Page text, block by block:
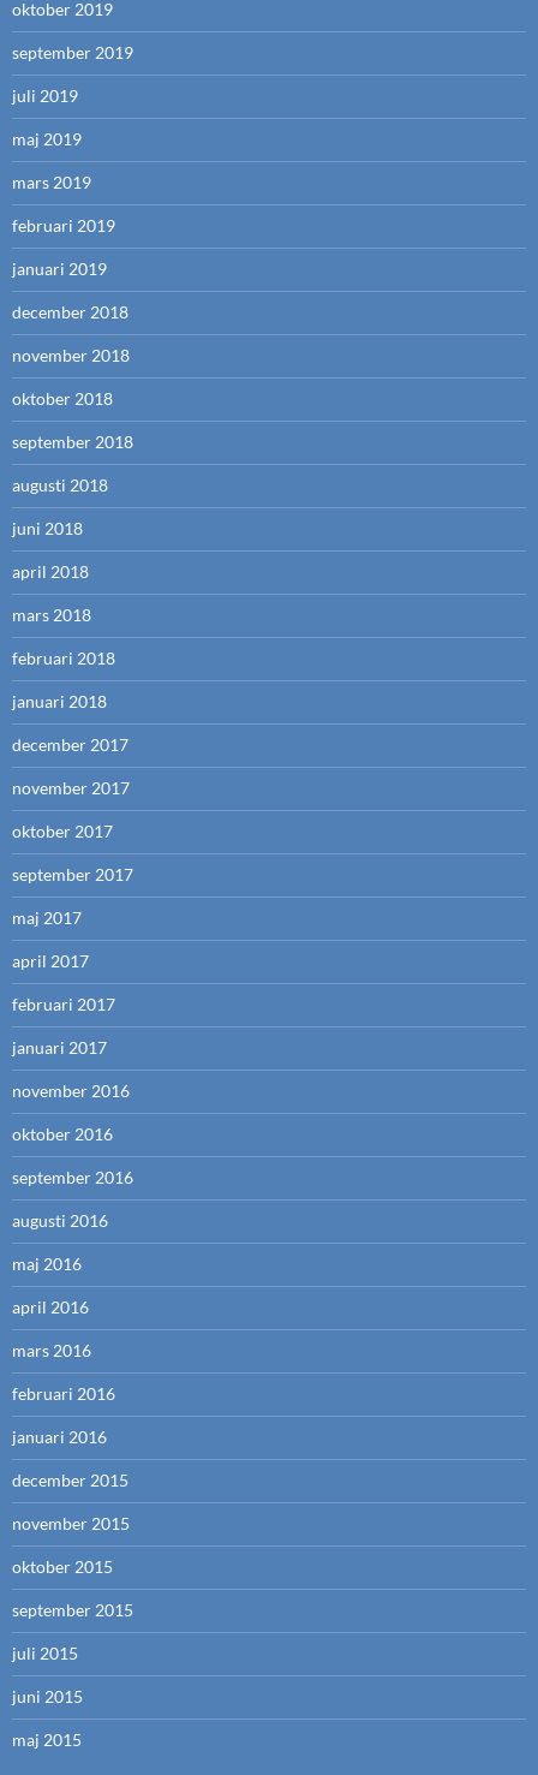
oktober 2019
september 2019
juli 2019
maj 2019
mars 2019
februari 2019
januari 2019
december 2018
november 2018
oktober 2018
september 2018
augusti 2018
juni 2018
april 2018
mars 2018
februari 2018
januari 2018
december 2017
november 2017
oktober 2017
september 2017
maj 2017
april 2017
februari 2017
januari 2017
november 2016
oktober 2016
september 2016
augusti 2016
maj 2016
april 2016
mars 2016
februari 2016
januari 2016
december 2015
november 2015
oktober 2015
september 2015
juli 2015
juni 2015
maj 2015